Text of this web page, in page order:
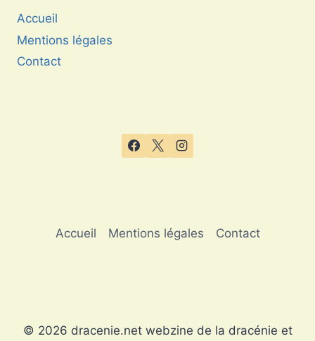
Accueil
Mentions légales
Contact
Accueil Mentions légales Contact
© 2026 dracenie.net webzine de la dracénie et